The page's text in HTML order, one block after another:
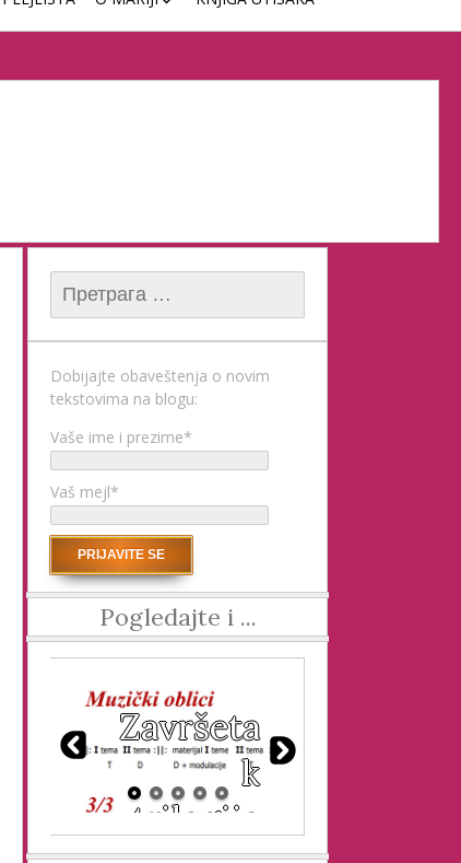
Dobijajte obaveštenja o novim
tekstovima na blogu:
Vaše ime i prezime*
Vaš mejl*
Pogledajte i ...
Završeta
k
trilogije